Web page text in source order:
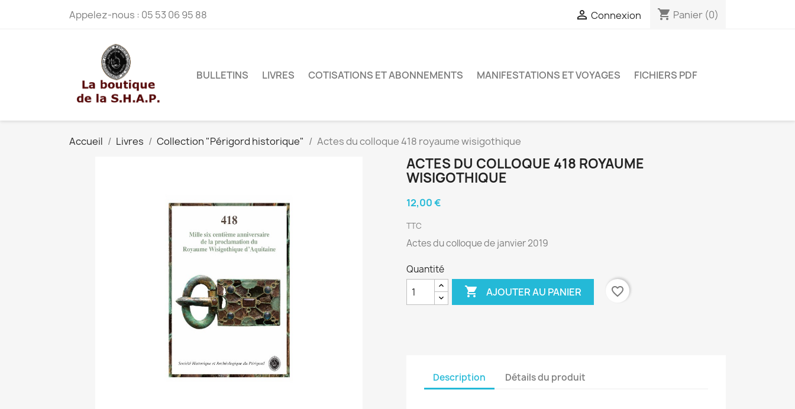
Appelez-nous : 05 53 06 95 88  Connexion shopping_cart Panier (0)
BULLETINS LIVRES COTISATIONS ET ABONNEMENTS MANIFESTATIONS ET VOYAGES FICHIERS PDF
Accueil Livres Collection "Périgord historique" Actes du colloque 418 royaume wisigothique
ACTES DU COLLOQUE 418 ROYAUME
WISIGOTHIQUE
12,00 €
TTC
Actes du colloque de janvier 2019
Quantité
 AJOUTER AU PANIER favorite_border
Description Détails du produit